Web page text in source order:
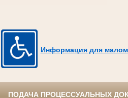
Информация для
ПОДАЧА ПРОЦЕССУАЛЬНЫХ